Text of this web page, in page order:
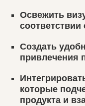
Освежить
Создать
привлечения
которые
продукта и